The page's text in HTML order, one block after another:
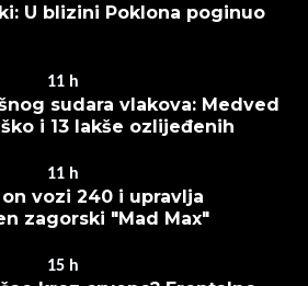
U blizini Poklona poginuo
11 h
sudara vlakova: Medved
i 13 lakše ozlijeđenih
11 h
vozi 240 i upravlja
zagorski "Mad Max"
15 h